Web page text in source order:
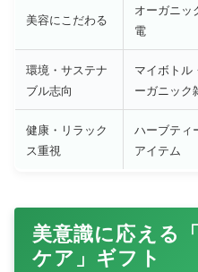
美容にこだわる
オーガニッ
電
環境・サステナ
ブル志向
マイボトル
ーガニック
健康・リラック
ス重視
ハーブティ
アイテム
美意識に応える
ケア」ギフト